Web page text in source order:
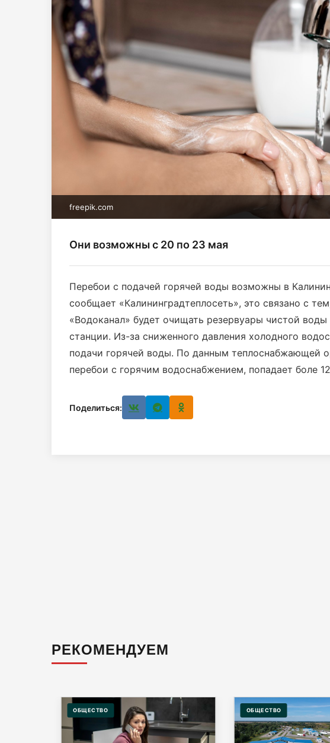
freepik.com
Они возможны с 20 по 23 мая
Перебои с подачей горячей воды возможны в
сообщает «Калининградтеплосеть», это связано с
«Водоканал» будет очищать резервуары чистой
станции. Из-за сниженного давления холодного
подачи горячей воды. По данным теплоснабжающей
перебои с горячим водоснабжением, попадает боле
Поделиться:
РЕКОМЕНДУЕМ
ОБЩЕСТВО ОБЩЕСТВО